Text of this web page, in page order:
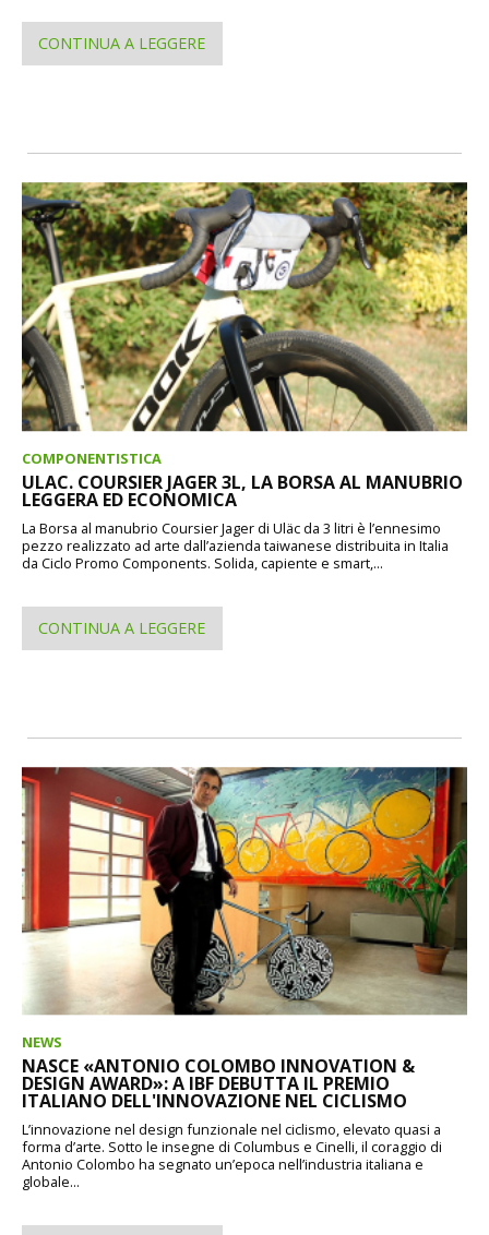
CONTINUA A LEGGERE
COMPONENTISTICA
ULAC. COURSIER JAGER 3L, LA BORSA AL MANUBRIO
LEGGERA ED ECONOMICA
La Borsa al manubrio Coursier Jager di Uläc da 3 litri è l’ennesimo
pezzo realizzato ad arte dall’azienda taiwanese distribuita in Italia
da Ciclo Promo Components. Solida, capiente e smart,...
CONTINUA A LEGGERE
NEWS
NASCE «ANTONIO COLOMBO INNOVATION &
DESIGN AWARD»: A IBF DEBUTTA IL PREMIO
ITALIANO DELL'INNOVAZIONE NEL CICLISMO
L’innovazione nel design funzionale nel ciclismo, elevato quasi a
forma d’arte. Sotto le insegne di Columbus e Cinelli, il coraggio di
Antonio Colombo ha segnato un’epoca nell’industria italiana e
globale...